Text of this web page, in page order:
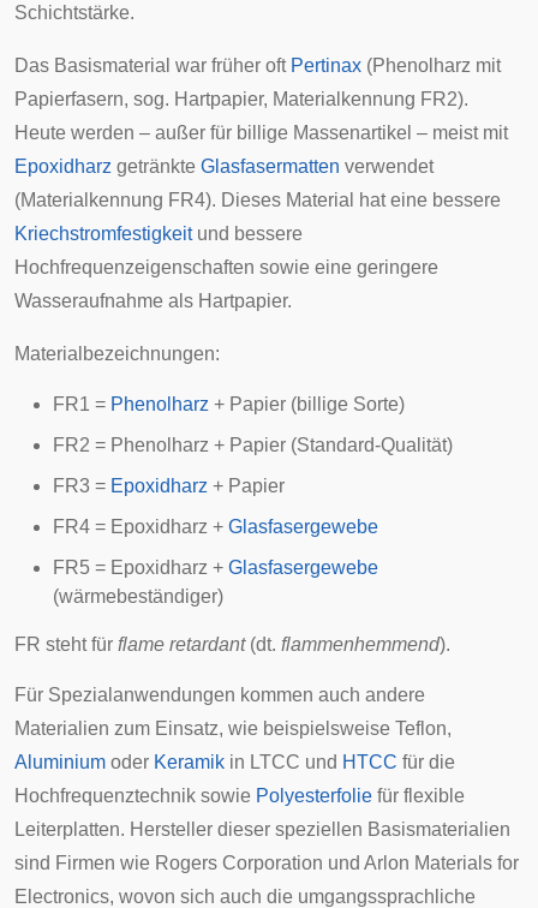
Schichtstärke.
Das Basismaterial war früher oft Pertinax (Phenolharz mit
Papierfasern, sog. Hartpapier, Materialkennung FR2).
Heute werden – außer für billige Massenartikel – meist mit
Epoxidharz getränkte Glasfasermatten verwendet
(Materialkennung FR4). Dieses Material hat eine bessere
Kriechstromfestigkeitund bessere
Hochfrequenzeigenschaften sowie eine geringere
Wasseraufnahme als Hartpapier.
Materialbezeichnungen:
FR1 = Phenolharz + Papier (billige Sorte)
FR2 = Phenolharz + Papier (Standard-Qualität)
FR3 = Epoxidharz + Papier
FR4 = Epoxidharz + Glasfasergewebe
FR5 = Epoxidharz + Glasfasergewebe
(wärmebeständiger)
FR steht für flame retardant(dt. flammenhemmend).
Für Spezialanwendungen kommen auch andere
Materialien zum Einsatz, wie beispielsweise Teflon,
Aluminium oder Keramik in LTCC und HTCC für die
Hochfrequenztechnik sowie Polyesterfolie für flexible
Leiterplatten. Hersteller dieser speziellen Basismaterialien
sind Firmen wie Rogers Corporation und Arlon Materials for
Electronics, wovon sich auch die umgangssprachliche